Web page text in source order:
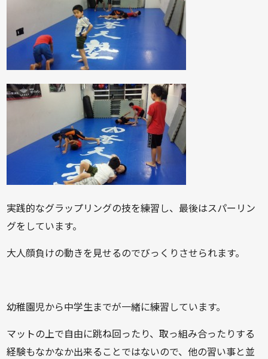
実践的なグラップリングの技を練習し、最後はスパーリン
グをしています。
大人顔負けの動きを見せるのでびっくりさせられます。
幼稚園児から中学生までが一緒に練習しています。
マットの上で自由に跳ね回ったり、取っ組み合ったりする
経験もなかなか出来ることではないので、他の習い事と並